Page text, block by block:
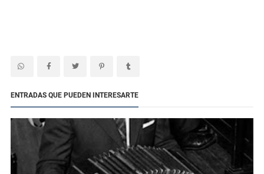
ENTRADAS QUE PUEDEN INTERESARTE